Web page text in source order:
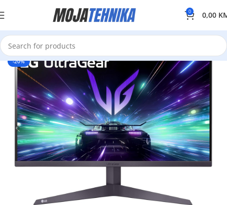
0 0,00
-20%